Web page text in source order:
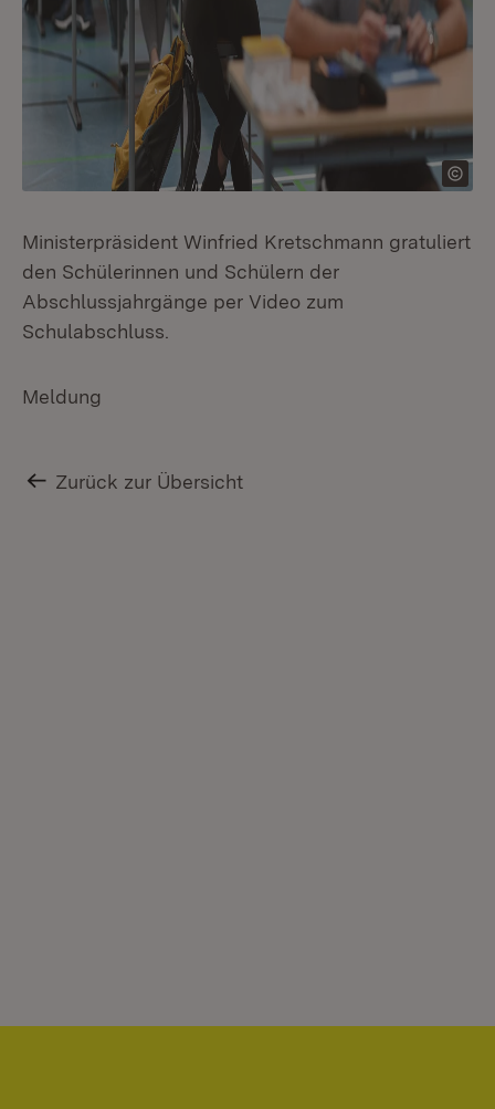
Ministerpräsident Winfried Kretschmann gratuliert
den Schülerinnen und Schülern der
Abschlussjahrgänge per Video zum
Schulabschluss.
Meldung
Zurück zur Übersicht